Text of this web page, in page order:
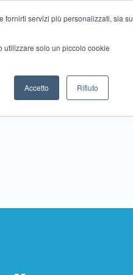
fornirti servizi più personalizzati, sia su
utilizzare solo un piccolo cookie
Accetto Rifiuto